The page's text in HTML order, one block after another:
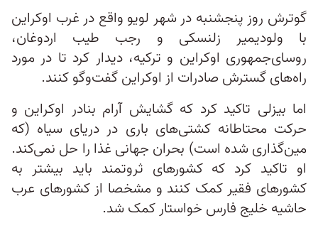
گوترش روز پنجشنبه در شهر لویو واقع در غرب اوکراین
با ولودیمیر زلنسکی و رجب طیب اردوغان،
روسای‌جمهوری اوکراین و ترکیه، دیدار کرد تا در مورد
راه‌های گسترش صادرات از اوکراین گفت‌وگو کنند.
اما بیزلی تاکید کرد که گشایش آرام بنادر اوکراین و
حرکت محتاطانه کشتی‌های باری در دریای سیاه (که
مین‌گذاری شده است) بحران جهانی غذا را حل نمی‌کند.
او تاکید کرد که کشورهای ثروتمند باید بیشتر به
کشورهای فقیر کمک کنند و مشخصا از کشورهای عرب
حاشیه خلیج فارس خواستار کمک شد.